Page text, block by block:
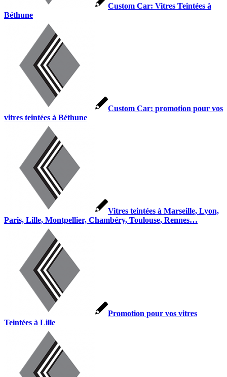
Custom Car: Vitres Teintées à
Béthune
Custom Car: promotion pour vos
vitres teintées à Béthune
Vitres teintées à Marseille, Lyon,
Paris, Lille, Montpellier, Chambéry, Toulouse, Rennes…
Promotion pour vos vitres
Teintées à Lille